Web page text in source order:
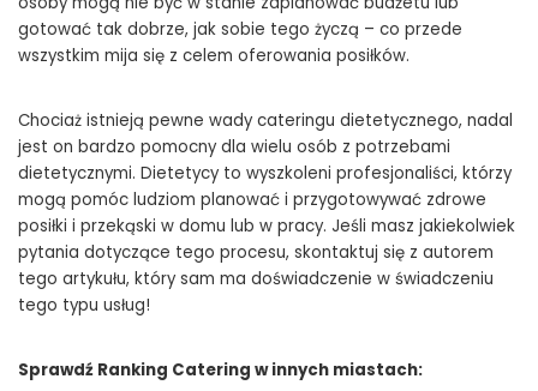
gotować tak dobrze, jak sobie tego życzą – co przede
wszystkim mija się z celem oferowania posiłków.
Chociaż istnieją pewne wady cateringu dietetycznego, nadal
jest on bardzo pomocny dla wielu osób z potrzebami
dietetycznymi. Dietetycy to wyszkoleni profesjonaliści, którzy
mogą pomóc ludziom planować i przygotowywać zdrowe
posiłki i przekąski w domu lub w pracy. Jeśli masz jakiekolwiek
pytania dotyczące tego procesu, skontaktuj się z autorem
tego artykułu, który sam ma doświadczenie w świadczeniu
tego typu usług!
Sprawdź Ranking Catering w innych miastach: